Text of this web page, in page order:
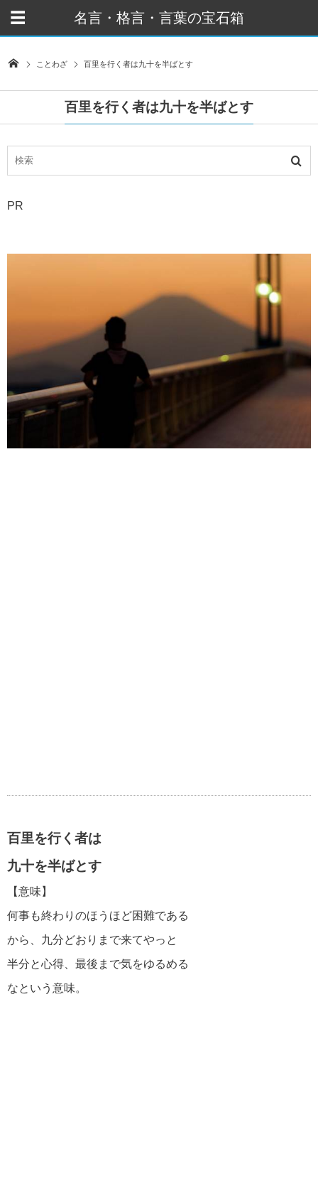
名言・格言・言葉の宝石箱
ことわざ 百里を行く者は九十を半ばとす
百里を行く者は九十を半ばとす
PR
百里を行く者は
九十を半ばとす
【意味】
何事も終わりのほうほど困難である
から、九分どおりまで来てやっと
半分と心得、最後まで気をゆるめる
なという意味。